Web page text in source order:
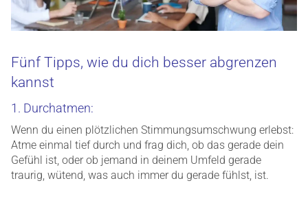
Fünf Tipps, wie du dich besser abgrenzen
kannst
1. Durchatmen:
Wenn du einen plötzlichen Stimmungsumschwung erlebst:
Atme einmal tief durch und frag dich, ob das gerade dein
Gefühl ist, oder ob jemand in deinem Umfeld gerade
traurig, wütend, was auch immer du gerade fühlst, ist.